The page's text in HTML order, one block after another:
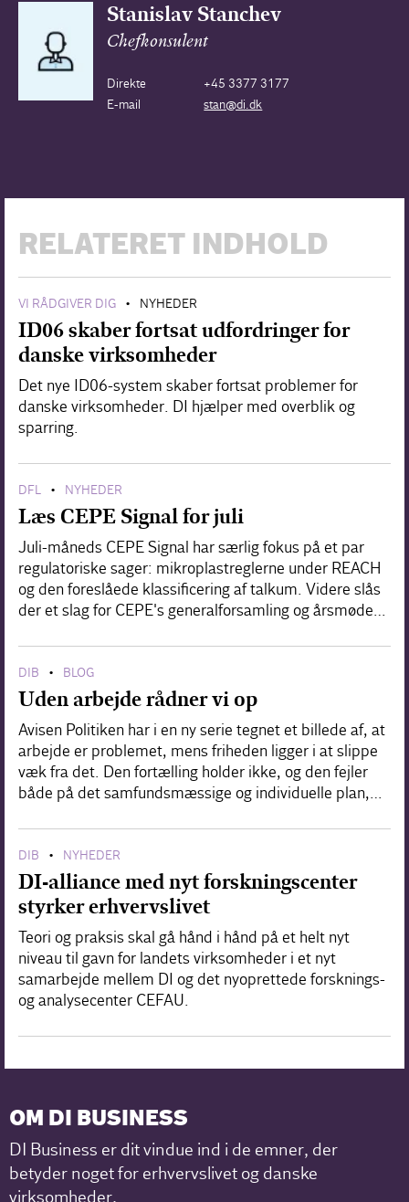
Stanislav Stanchev
Chefkonsulent
Direkte
+45 3377 3177
E-mail
stan@di.dk
RELATERET INDHOLD
VI RÅDGIVER DIG • NYHEDER
ID06 skaber fortsat udfordringer for
danske virksomheder
Det nye ID06-system skaber fortsat problemer for
danske virksomheder. DI hjælper med overblik og
sparring.
DFL • NYHEDER
Læs CEPE Signal for juli
Juli-måneds CEPE Signal har særlig fokus på et par
regulatoriske sager: mikroplastreglerne under REACH
og den foreslåede klassificering af talkum. Videre slås
der et slag for CEPE's generalforsamling og årsmøde…
DIB • BLOG
Uden arbejde rådner vi op
Avisen Politiken har i en ny serie tegnet et billede af, at
arbejde er problemet, mens friheden ligger i at slippe
væk fra det. Den fortælling holder ikke, og den fejler
både på det samfundsmæssige og individuelle plan,…
DIB • NYHEDER
DI-alliance med nyt forskningscenter
styrker erhvervslivet
Teori og praksis skal gå hånd i hånd på et helt nyt
niveau til gavn for landets virksomheder i et nyt
samarbejde mellem DI og det nyoprettede forsknings-
og analysecenter CEFAU.
OM DI BUSINESS
DI Business er dit vindue ind i de emner, der
betyder noget for erhvervslivet og danske
virksomheder.